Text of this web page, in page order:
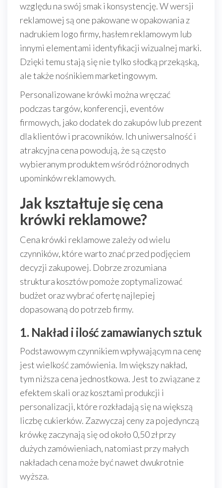
względu na swój smak i konsystencję. W wersji
reklamowej są one pakowane w opakowania z
nadrukiem logo firmy, hasłem reklamowym lub
innymi elementami identyfikacji wizualnej marki.
Dzięki temu stają się nie tylko słodką przekąską,
ale także nośnikiem marketingowym.
Personalizowane krówki można wręczać
podczas targów, konferencji, eventów
firmowych, jako dodatek do zakupów lub prezent
dla klientów i pracowników. Ich uniwersalność i
atrakcyjna cena powodują, że są często
wybieranym produktem wśród różnorodnych
upominków reklamowych.
Jak kształtuje się cena
krówki reklamowe?
Cena krówki reklamowe zależy od wielu
czynników, które warto znać przed podjęciem
decyzji zakupowej. Dobrze zrozumiana
struktura kosztów pomoże zoptymalizować
budżet oraz wybrać ofertę najlepiej
dopasowaną do potrzeb firmy.
1. Nakład i ilość zamawianych sztuk
Podstawowym czynnikiem wpływającym na cenę
jest wielkość zamówienia. Im większy nakład,
tym niższa cena jednostkowa. Jest to związane z
efektem skali oraz kosztami produkcji i
personalizacji, które rozkładają się na większą
liczbę cukierków. Zazwyczaj ceny za pojedynczą
krówkę zaczynają się od około 0,50 zł przy
dużych zamówieniach, natomiast przy małych
nakładach cena może być nawet dwukrotnie
wyższa.